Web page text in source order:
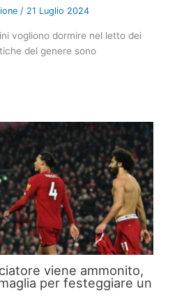
/ 21 Luglio 2024
vogliono dormire nel letto dei
del genere sono
viene ammonito,
per festeggiare un